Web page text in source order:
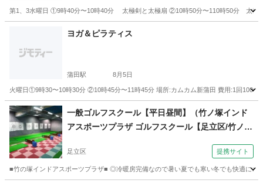
第1、3水曜日 ①9時40分〜10時40分 太極剣と太極扇 ②10時50分〜110時50
蒲田駅
ヨガ＆ピラティス
蒲田駅 8月5日
火曜日①9時30〜10時30分 ②10時45分〜11時45分 場所:カムカム新蒲田 費用:1回1000
東京 大田区 蒲田駅 ヨガ ピラティス
一般ゴルフスクール【平日昼間】（竹ノ塚インド
アスポーツプラザ ゴルフスクール【足立区/竹ノ
足立区 提携サイト
■竹の塚インドアスポーツプラザ■ ◎冷暖房完備なので暑い夏でも寒い冬でも快適に